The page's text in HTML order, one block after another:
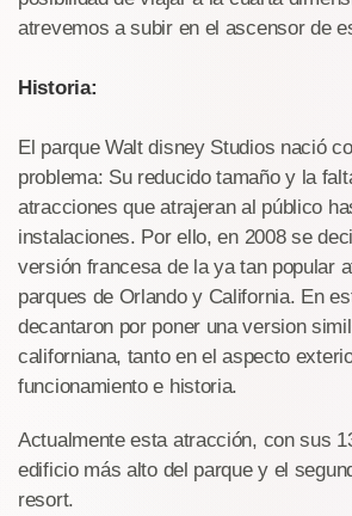
atrevemos a subir en el ascensor de
Historia:
El parque Walt disney Studios nació
problema: Su reducido tamaño y la
atracciones que atrajeran al público
instalaciones. Por ello, en 2008 se
versión francesa de la ya tan popular
parques de Orlando y California. En
decantaron por poner una version
californiana, tanto en el aspecto
funcionamiento e historia.
Actualmente esta atracción, con sus
edificio más alto del parque y el
resort.